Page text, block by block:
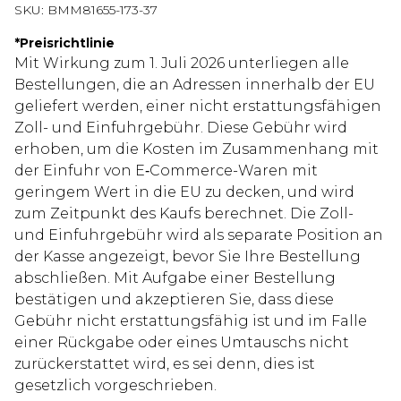
SKU: BMM81655-173-37
*Preisrichtlinie
Mit Wirkung zum 1. Juli 2026 unterliegen alle
Bestellungen, die an Adressen innerhalb der EU
geliefert werden, einer nicht erstattungsfähigen
Zoll- und Einfuhrgebühr. Diese Gebühr wird
erhoben, um die Kosten im Zusammenhang mit
der Einfuhr von E‑Commerce-Waren mit
geringem Wert in die EU zu decken, und wird
zum Zeitpunkt des Kaufs berechnet. Die Zoll-
und Einfuhrgebühr wird als separate Position an
der Kasse angezeigt, bevor Sie Ihre Bestellung
abschließen. Mit Aufgabe einer Bestellung
bestätigen und akzeptieren Sie, dass diese
Gebühr nicht erstattungsfähig ist und im Falle
einer Rückgabe oder eines Umtauschs nicht
zurückerstattet wird, es sei denn, dies ist
gesetzlich vorgeschrieben.